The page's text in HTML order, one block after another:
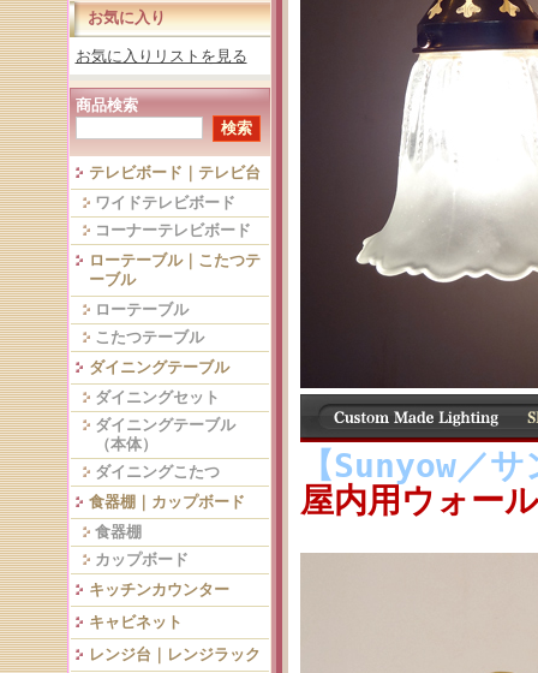
お気に入り
お気に入りリストを見る
商品検索
テレビボード｜テレビ台
ワイドテレビボード
コーナーテレビボード
ローテーブル｜こたつテ
ーブル
ローテーブル
こたつテーブル
ダイニングテーブル
ダイニングセット
ダイニングテーブル
（本体）
ダイニングこたつ
食器棚｜カップボード
食器棚
カップボード
キッチンカウンター
キャビネット
レンジ台｜レンジラック
【Sunyow／
屋内用ウォー